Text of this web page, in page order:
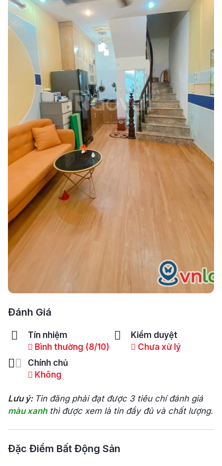
Đánh Giá
Tín nhiệm
Bình thường (8/10)
Kiểm duyệt
Chưa xử lý
Chính chủ
Không
Lưu ý: Tin đăng phải đạt được 3 tiêu chí đánh giá
màu xanhthì được xem là tin đầy đủ và chất lượng.
Đặc Điểm Bất Động Sản